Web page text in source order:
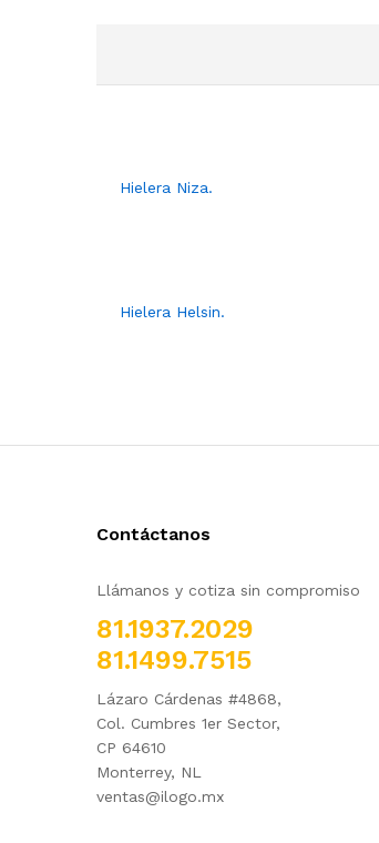
Hielera Niza.
Hielera Helsin.
Contáctanos
Llámanos y cotiza sin compromiso
81.1937.2029
81.1499.7515
Lázaro Cárdenas #4868,
Col. Cumbres 1er Sector,
CP 64610
Monterrey, NL
ventas@ilogo.mx